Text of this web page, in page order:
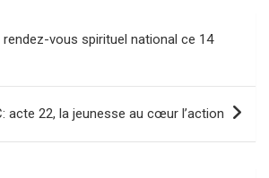
rendez-vous spirituel national ce 14
acte 22, la jeunesse au cœur l’action